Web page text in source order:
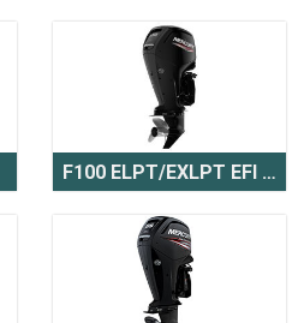
F100 ELPT/EXLPT EFI CT